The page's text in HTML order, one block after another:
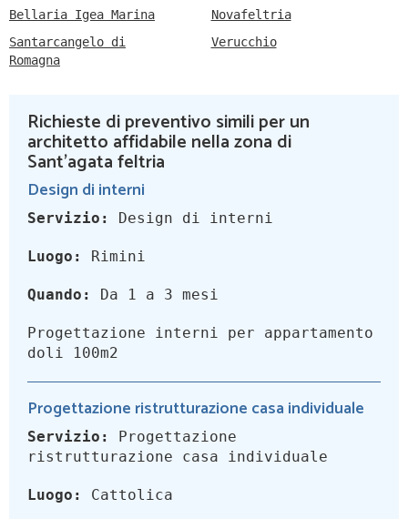
Bellaria Igea Marina
Novafeltria
Santarcangelo di
Romagna
Verucchio
Richieste di preventivo simili per un
architetto affidabile nella zona di
Sant'agata feltria
Design di interni
Servizio: Design di interni
Luogo: Rimini
Quando: Da 1 a 3 mesi
Progettazione interni per appartamento
doli 100m2
Progettazione ristrutturazione casa individuale
Servizio:
Progettazione
ristrutturazione casa individuale
Luogo: Cattolica